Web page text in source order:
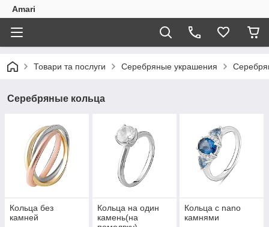
Amari
Товари та послуги Серебряные украшения
Серебряные кольца
Кольца без
камней
Кольца на один
камень(на
Кольца с nano
камнями